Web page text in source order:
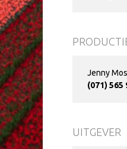
Jenny
(071) 565
UITGEVER